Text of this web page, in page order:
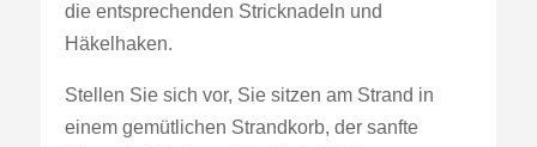
die entsprechenden Stricknadeln und
Häkelhaken.
Stellen Sie sich vor, Sie sitzen am Strand in
einem gemütlichen Strandkorb, der sanfte